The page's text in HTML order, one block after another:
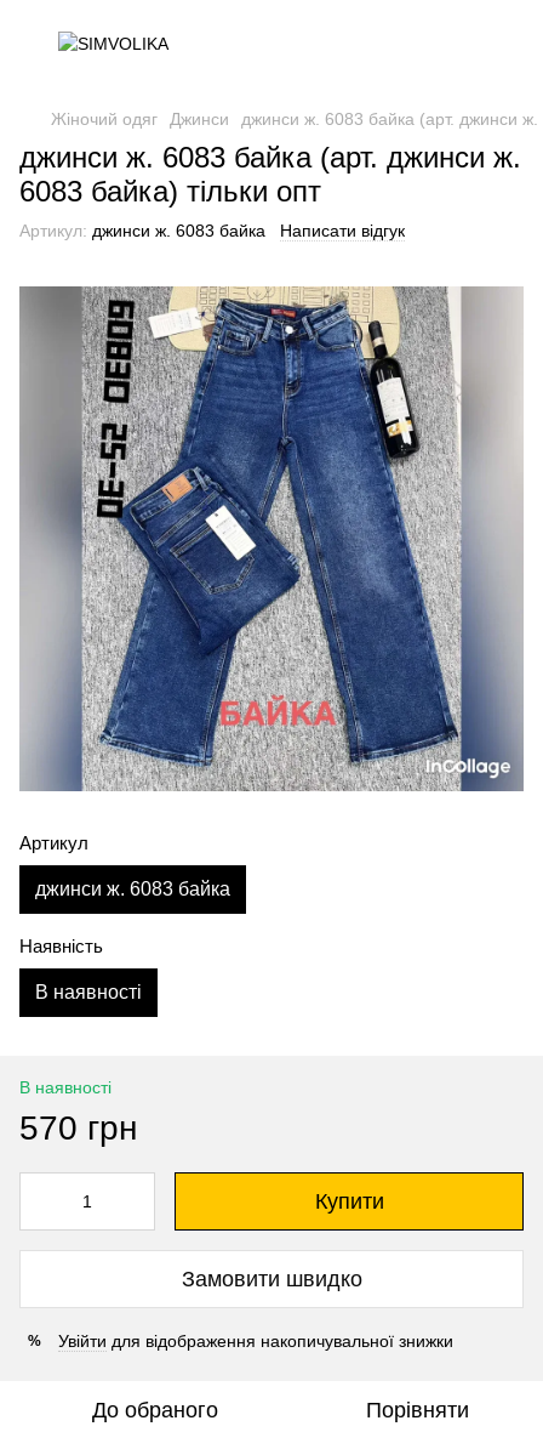
Жіночий одяг Джинси джинси ж. 6083 байка (арт. джинси ж.
джинси ж. 6083 байка (арт. джинси ж.
6083 байка) тільки опт
Артикул: джинси ж. 6083 байка Написати відгук
Артикул
джинси ж. 6083 байка
Наявність
В наявності
В наявності
570 грн
Купити
Замовити швидко
% Увійти для відображення накопичувальної знижки
До обраного Порівняти